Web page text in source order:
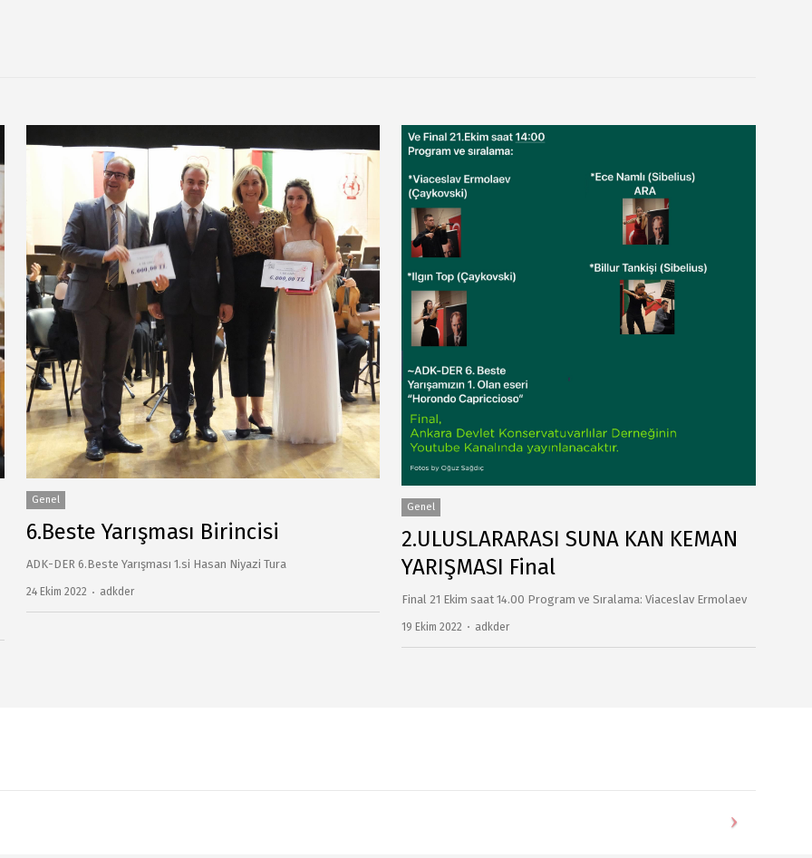
Genel
6.Beste Yarışması Birincisi
ADK-DER 6.Beste Yarışması 1.si Hasan Niyazi Tura
24 Ekim 2022 Author
adkder
Genel
2.ULUSLARARASI SUNA KAN KEMAN
YARIŞMASI Final
Final 21 Ekim saat 14.00 Program ve Sıralama: Viaceslav Ermolaev
19 Ekim 2022 Author
adkder